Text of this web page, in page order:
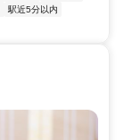
駅近5分以内